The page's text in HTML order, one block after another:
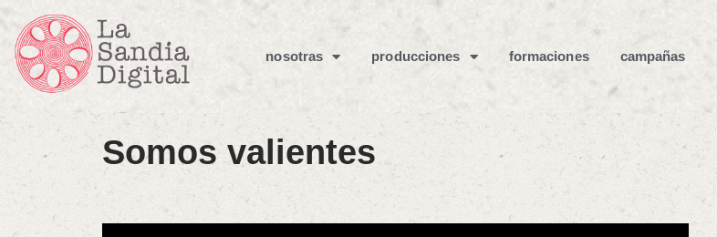
nosotras producciones formaciones campañas
Somos valientes